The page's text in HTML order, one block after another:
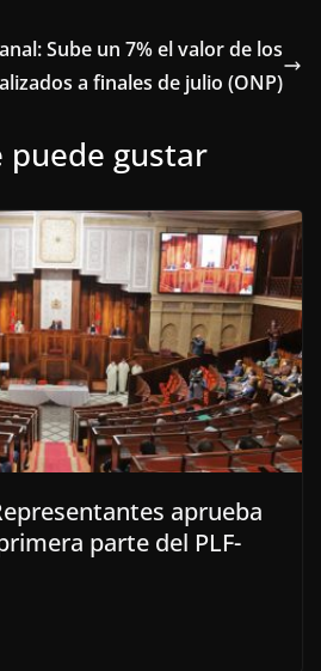
Sube un 7% el valor de los
a finales de julio (ONP)
puede gustar
aprueba
parte del PLF-